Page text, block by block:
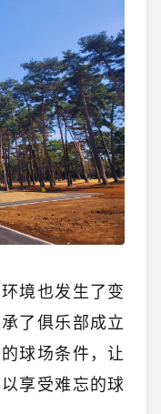
境也发生了变
了俱乐部成立
球场条件，让
享受难忘的球